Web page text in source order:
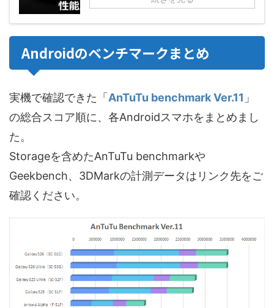
Androidのベンチマークまとめ
実機で確認できた「AnTuTu benchmark Ver.11 」
の総合スコア順に、各Androidスマホをまとめまし
た。
Storageを含めたAnTuTu benchmarkや
Geekbench、3DMarkの計測データはリンク先をご
確認ください。